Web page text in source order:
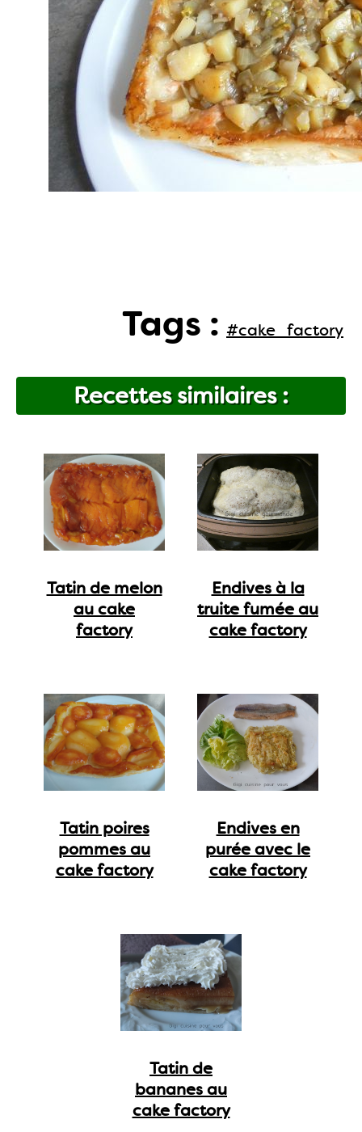
Tags : #cake_factory
Recettes similaires :
Tatin de melon
au cake
factory
Endives à la
truite fumée au
cake factory
Tatin poires
pommes au
cake factory
Endives en
purée avec le
cake factory
Tatin de
bananes au
cake factory